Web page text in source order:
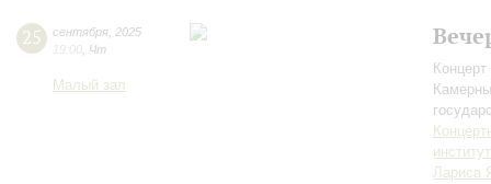
25 сентября 2025
19:00 Чт
Малый зал
Лариса